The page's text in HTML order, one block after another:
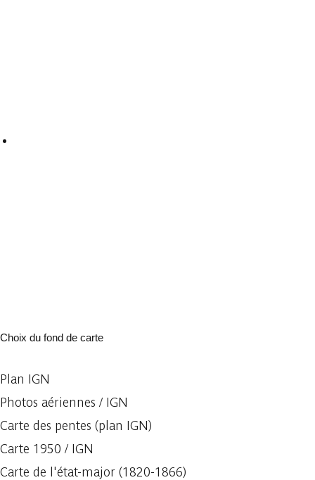
Choix du fond de carte
Plan IGN
Photos aériennes / IGN
Carte des pentes (plan IGN)
Carte 1950 / IGN
Carte de l'état-major (1820-1866)